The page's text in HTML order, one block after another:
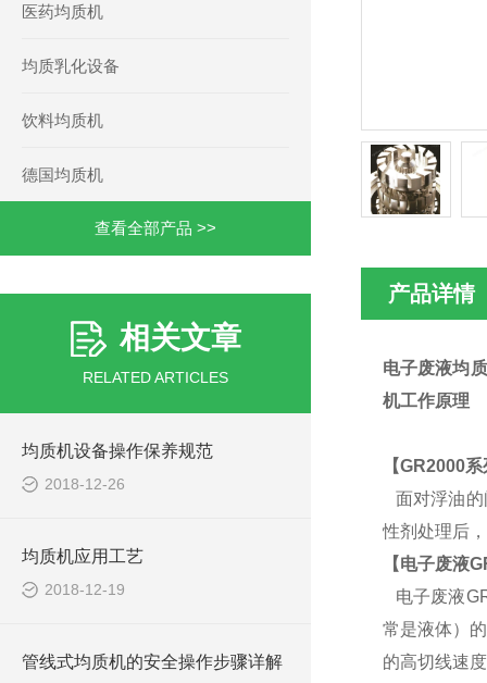
医药均质机
均质乳化设备
饮料均质机
德国均质机
查看全部产品 >>
相关文章
RELATED ARTICLES
均质机设备操作保养规范
2018-12-26
均质机应用工艺
2018-12-19
管线式均质机的安全操作步骤详解
产品详情
电子废液均
机工作原理
【GR2000系
面对浮油的
性剂处理后
【电子废液G
电子废液G
常是液体）
的高切线速